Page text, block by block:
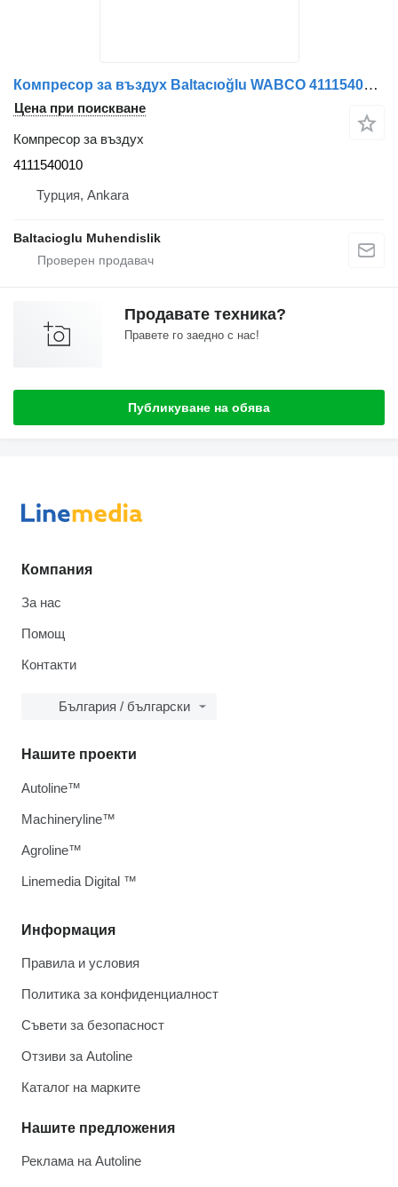
Компресор за въздух Baltacıoğlu WABCO 4111540010 за автобус
Цена при поискване
Компресор за въздух
4111540010
Турция, Ankara
Baltacioglu Muhendislik
Продавате техника?
Правете го заедно с нас!
Публикуване на обява
Компания
За нас
Помощ
Контакти
България / български
Информация
Правила и условия
Политика за конфиденциалност
Съвети за безопасност
Отзиви за Autoline
Каталог на марките
Нашите предложения
Реклама на Autoline
Нашите проекти
Autoline™
Machineryline™
Agroline™
Linemedia Digital ™